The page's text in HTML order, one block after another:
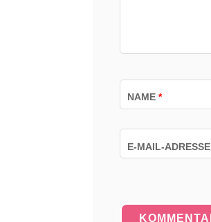
NAME *
E-MAIL-ADRESSE